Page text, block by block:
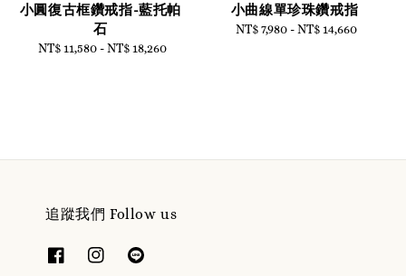
小圓復古框鑽戒指-藍托帕
石
Regular
NT$ 11,580 -NT$ 18,260
小曲線單珍珠鑽戒指
Regular
NT$ 7,980 -NT$ 14,660
追蹤我們 Follow us